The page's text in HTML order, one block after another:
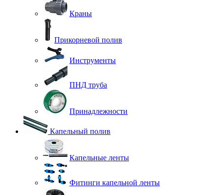
Краны
Прикорневой полив
Инструменты
ПНД труба
Принадлежности
Капельный полив
Капельные ленты
Фитинги капельной ленты